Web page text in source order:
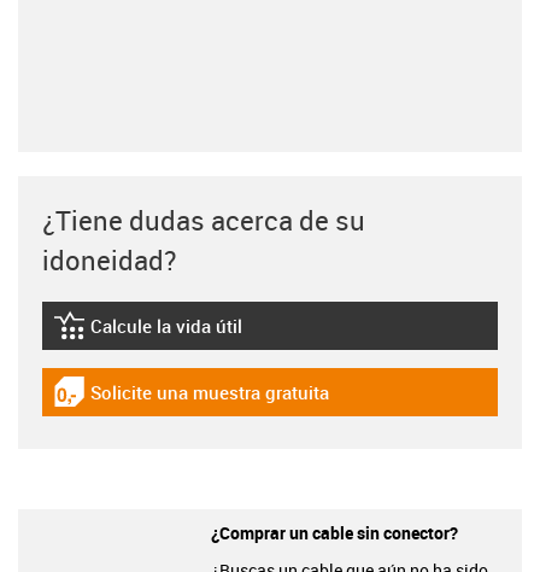
¿Tiene dudas acerca de su
idoneidad?
igus-icon-lebensdauerrechner
Calcule la vida útil
igus-icon-gratismuster
Solicite una muestra gratuita
¿Comprar un cable sin conector?